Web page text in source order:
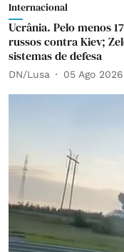
Internacional
Ucrânia. Pelo menos
russos contra Kiev;
sistemas de defesa
DN/Lusa 05 Ago 2026